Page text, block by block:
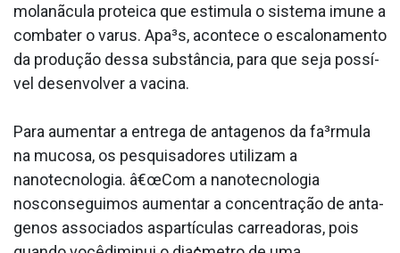
molanãcula proteica que estimula o sistema imune a
combater o va­rus. Apa³s, acontece o escalonamento
da produção dessa substância, para que seja possí­
vel desenvolver a vacina.
Para aumentar a entrega de anta­genos da fa³rmula
na mucosa, os pesquisadores utilizam a
nanotecnologia. â€œCom a nanotecnologia
nosconseguimos aumentar a concentração de anta­
genos associados aspartículas carreadoras, pois